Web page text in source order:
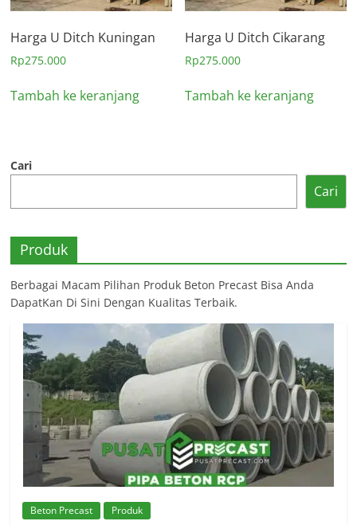
Harga U Ditch Kuningan
Rp275.000
Tambah ke keranjang
Harga U Ditch Cikarang
Rp275.000
Tambah ke keranjang
Cari
Cari
Produk
Berbagai Macam Pilihan Produk Beton Precast Bisa Anda
DapatKan Di Sini Dengan Kualitas Terbaik.
Beton Precast Produk